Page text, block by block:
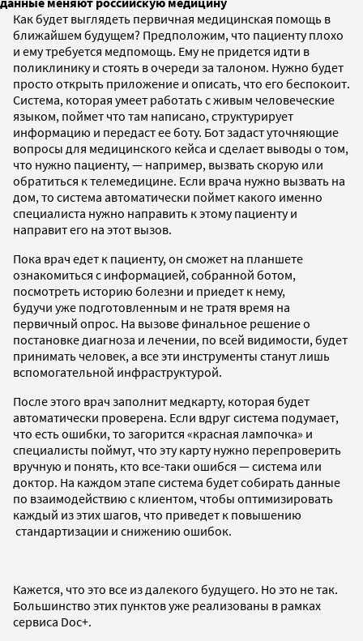
Как будет выглядеть первичная медицинская помощь в
ближайшем будущем? Предположим, что пациенту плохо
и ему требуется медпомощь. Ему не придется идти в
поликлинику и стоять в очереди за талоном. Нужно будет
просто открыть приложение и описать, что его беспокоит.
Система, которая умеет работать с живым человеческие
языком, поймет что там написано, структурирует
информацию и передаст ее боту. Бот задаст уточняющие
вопросы для медицинского кейса и сделает выводы о том,
что нужно пациенту, — например, вызвать скорую или
обратиться к телемедицине. Если врача нужно вызвать на
дом, то система автоматически поймет какого именно
специалиста нужно направить к этому пациенту и
направит его на этот вызов.
Пока врач едет к пациенту, он сможет на планшете
ознакомиться с информацией, собранной ботом,
посмотреть историю болезни и приедет к нему,
будучи уже подготовленным и не тратя время на
первичный опрос. На вызове финальное решение о
постановке диагноза и лечении, по всей видимости, будет
принимать человек, а все эти инструменты станут лишь
вспомогательной инфраструктурой.
После этого врач заполнит медкарту, которая будет
автоматически проверена. Если вдруг система подумает,
что есть ошибки, то загорится «красная лампочка» и
специалисты поймут, что эту карту нужно перепроверить
вручную и понять, кто все-таки ошибся — система или
доктор. На каждом этапе система будет собирать данные
по взаимодействию с клиентом, чтобы оптимизировать
каждый из этих шагов, что приведет к повышению
стандартизации и снижению ошибок.
Кажется, что это все из далекого будущего. Но это не так.
Большинство этих пунктов уже реализованы в рамках
сервиса Doc+.